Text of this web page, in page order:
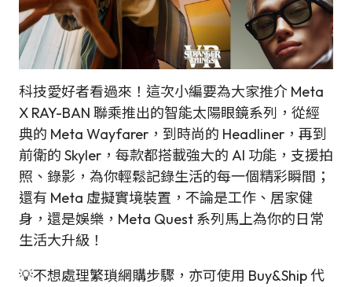
科技愛好者看過來！這次小編要為大家推介 Meta
X RAY-BAN 聯乘推出的智能太陽眼鏡系列，從經
典的 Meta Wayfarer，到時尚的 Headliner，再到
前衛的 Skyler，每款都搭載強大的 AI 功能，支援拍
照、錄影，為你輕鬆記錄生活的每一個精彩瞬間；
還有 Meta 虛擬實境裝置，不論是工作、居家健
身，還是娛樂，Meta Quest 系列馬上為你的日常
生活大升級！
💡不想處理繁瑣網購步驟，亦可使用 Buy&Ship 代